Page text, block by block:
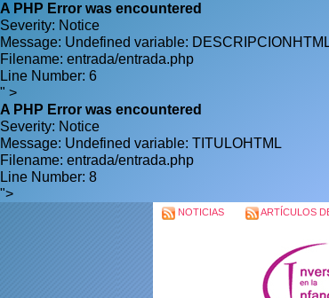
A PHP Error was encountered
Severity: Notice
Message: Undefined variable:
Filename: entrada/entrada.php
Line Number: 6
" >
A PHP Error was encountered
Severity: Notice
Message: Undefined variable: TITULOHTML
Filename: entrada/entrada.php
Line Number: 8
">
NOTICIAS ARTÍCULOS